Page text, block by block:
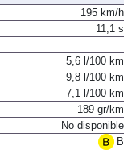
195 km/h
11,1 s
5,6 l/100 km
9,8 l/100 km
7,1 l/100 km
189 gr/km
No disponible
B